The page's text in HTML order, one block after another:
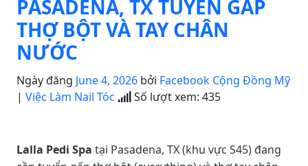
PASADENA, TX TUYỂN GẤP
THỢ BỘT VÀ TAY CHÂN
NƯỚC
Ngày đăng June 4, 2026 bởi Facebook Cộng Đồng Mỹ
| Việc Làm Nail Tóc Số lượt xem: 435
Lalla Pedi Spa tại Pasadena, TX (khu vực S45) đang